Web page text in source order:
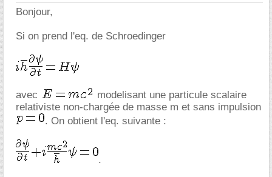
Bonjour,
Si on prend l'eq. de Schroedinger
avec
modelisant une particule scalaire
relativiste non-chargée de masse m et sans impulsion
. On obtient l'eq. suivante :
.